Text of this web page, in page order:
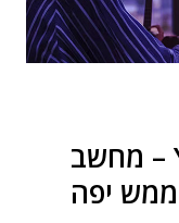
Yoga Book 9-14IAH10 – מחשב
ממש יפה